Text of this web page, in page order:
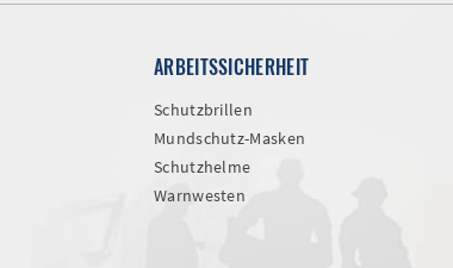
ARBEITSSICHERHEIT
Schutzbrillen
Mundschutz-Masken
Schutzhelme
Warnwesten